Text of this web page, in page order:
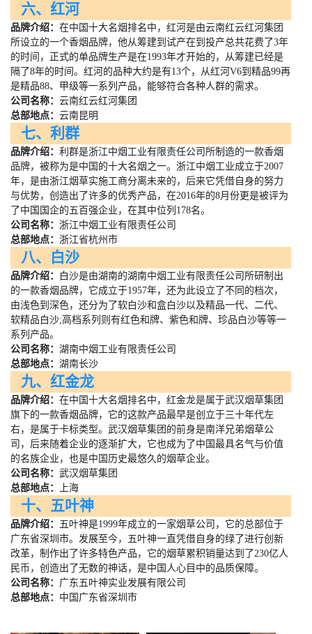
六、红河
品牌介绍： 在中国十大名烟排名中，红河是由云南红云红河集团
所设立的一个香烟品牌，他从筹建到试产在到投产总共花费了3年
的时间，正式的单品牌生产是在1993年才开始的，从筹建已经是
隔了8年的时间。红河的品种大约是有13个，从红河 V6到精品99再
是精品88、甲级等一系列产品，能够符合各种人群的需求。
公司名称： 云南红云红河集团
总部地点： 云南昆明
七、利群
品牌介绍： 利群是浙江中烟工业有限责任公司所制造的一款香烟
品牌，被称为是中国的十大名烟之一。浙江中烟工业成立于2007
年，是由浙江烟草实施工商分离未来的，后来它凭借自身的努力
与优势，创造出了许多的优秀产品，在2016年的8月份更是被评为
了中国国企的五百强企业，在其中位列 178名。
公司名称： 浙江中烟工业有限责任公司
总部地点： 浙江省杭州市
八、白沙
品牌介绍：
白沙是由湖南的湖南中烟工业有限责任公司所研制出
的一款香烟品牌，它成立于1957年，还为此设立了不同的档次，
由浅色到深色，还分为了软白沙和盒白沙以及精品一代、二代、
软精品白沙;高档系列则有红色和牌、紫色和牌、珍品白沙等等一
系列产品。
公司名称： 湖南中烟工业有限责任公司
总部地点： 湖南长沙
九、红金龙
品牌介绍： 在中国十大名烟排名中，红金龙是属于武汉烟草集团
旗下的一款香烟品牌，它的这款产品最早是创立于三十年代左
右，是属于卡标类型。武汉烟草集团的前身是南洋兄弟烟草公
司，后来随着企业的逐渐扩大，它也成为了中国最具名气与价值
的名族企业，也是中国历史最悠久的烟草企业。
公司名称： 武汉烟草集团
总部地点：
上海
十、五叶神
品牌介绍： 五叶神是1999年成立的一家烟草公司，它的总部位于
广东省深圳市。发展至今，五叶神一直凭借自身的绿了进行创新
改革，制作出了许多特色产品，它的烟草累积销量达到了230亿人
民币，创造出了无数的神话，是中国人心目中的品质保障。
公司名称： 广东五叶神实业发展有限公司
总部地点： 中国广东省深圳市